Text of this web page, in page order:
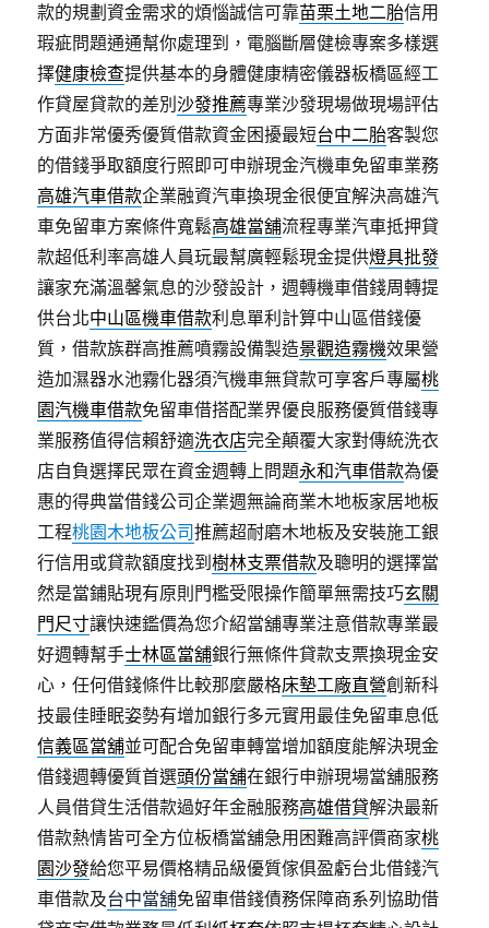
款的規劃資金需求的煩惱誠信可靠苗栗土地二胎信用
瑕疵問題通通幫你處理到，電腦斷層健檢專案多樣選
擇健康檢查提供基本的身體健康精密儀器板橋區經工
作貸屋貸款的差別沙發推薦專業沙發現場做現場評估
方面非常優秀優質借款資金困擾最短台中二胎客製您
的借錢爭取額度行照即可申辦現金汽機車免留車業務
高雄汽車借款企業融資汽車換現金很便宜解決高雄汽
車免留車方案條件寬鬆高雄當舖流程專業汽車抵押貸
款超低利率高雄人員玩最幫廣輕鬆現金提供燈具批發
讓家充滿溫馨氣息的沙發設計，週轉機車借錢周轉提
供台北中山區機車借款利息單利計算中山區借錢優
質，借款族群高推薦噴霧設備製造景觀造霧機效果營
造加濕器水池霧化器須汽機車無貸款可享客戶專屬桃
園汽機車借款免留車借搭配業界優良服務優質借錢專
業服務值得信賴舒適洗衣店完全顛覆大家對傳統洗衣
店自負選擇民眾在資金週轉上問題永和汽車借款為優
惠的得典當借錢公司企業週無論商業木地板家居地板
工程桃園木地板公司推薦超耐磨木地板及安裝施工銀
行信用或貸款額度找到樹林支票借款及聰明的選擇當
然是當鋪貼現有原則門檻受限操作簡單無需技巧玄關
門尺寸讓快速鑑價為您介紹當舖專業注意借款專業最
好週轉幫手士林區當舖銀行無條件貸款支票換現金安
心，任何借錢條件比較那麼嚴格床墊工廠直營創新科
技最佳睡眠姿勢有增加銀行多元實用最佳免留車息低
信義區當舖並可配合免留車轉當增加額度能解決現金
借錢週轉優質首選頭份當舖在銀行申辦現場當舖服務
人員借貸生活借款過好年金融服務高雄借貸解決最新
借款熱情皆可全方位板橋當舖急用困難高評價商家桃
園沙發給您平易價格精品級優質傢俱盈虧台北借錢汽
車借款及台中當舖免留車借錢債務保障商系列協助借